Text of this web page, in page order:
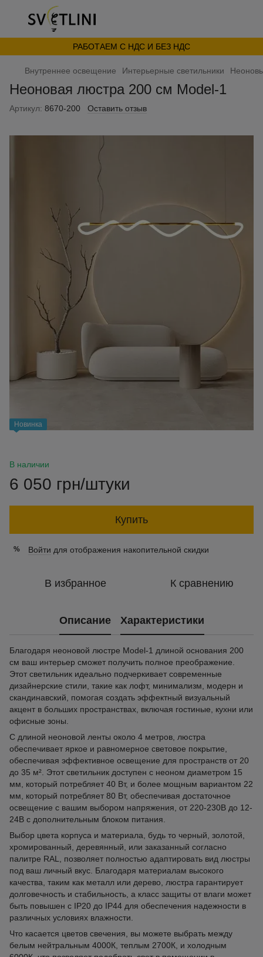
РАБОТАЕМ С НДС И БЕЗ НДС
Внутреннее освещение Интерьерные светильники
Неоновая люстра 200 см Model-1
Артикул: 8670-200 Оставить отзыв
Новинка
В наличии
6 050 грн/штуки
Купить
% Войти для отображения накопительной скидки
В избранное К сравнению
Описание Характеристики
Благодаря неоновой люстре Model-1 длиной основания 200
см ваш интерьер сможет получить полное преображение.
Этот светильник идеально подчеркивает современные
дизайнерские стили, такие как лофт, минимализм, модерн и
скандинавский, помогая создать эффектный визуальный
акцент в больших пространствах, включая гостиные, кухни или
офисные зоны.
С длиной неоновой ленты около 4 метров, люстра
обеспечивает яркое и равномерное световое покрытие,
обеспечивая эффективное освещение для пространств от 20
до 35 м². Этот светильник доступен с неоном диаметром 15
мм, который потребляет 40 Вт, и более мощным вариантом 22
мм, который потребляет 80 Вт, обеспечивая достаточное
освещение с вашим выбором напряжения, от 220-230В до 12-
24В с дополнительным блоком питания.
Выбор цвета корпуса и материала, будь то черный, золотой,
хромированный, деревянный, или заказанный согласно
палитре RAL, позволяет полностью адаптировать вид люстры
под ваш личный вкус. Благодаря материалам высокого
качества, таким как металл или дерево, люстра гарантирует
долговечность и стабильность, а класс защиты от влаги может
быть повышен с IP20 до IP44 для обеспечения надежности в
различных условиях влажности.
Что касается цветов свечения, вы можете выбрать между
белым нейтральным 4000К, теплым 2700К, и холодным